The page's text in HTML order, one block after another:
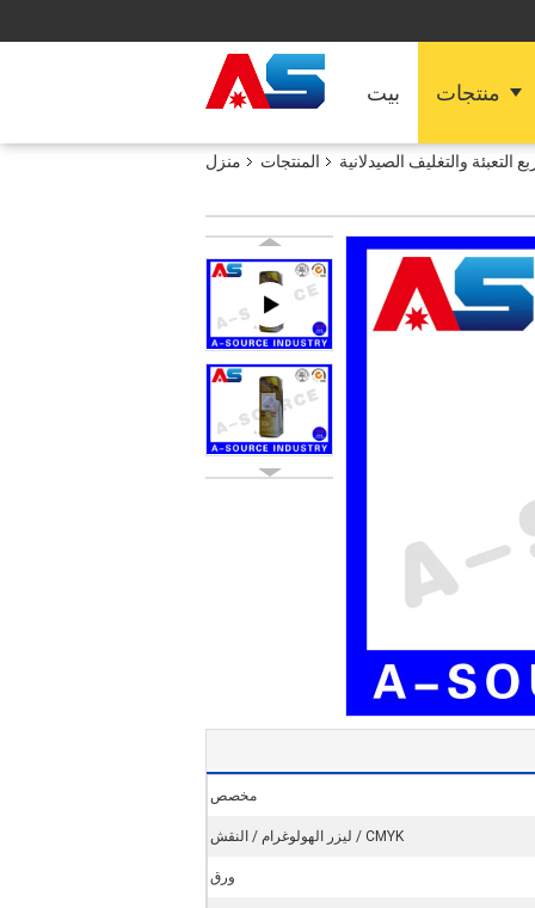
بيت منتجات
منزل المنتجات التعبئة والتغليف الصيدلانية
مخصص
CMYK / ليزر الهولوغرام / النقش
ورق